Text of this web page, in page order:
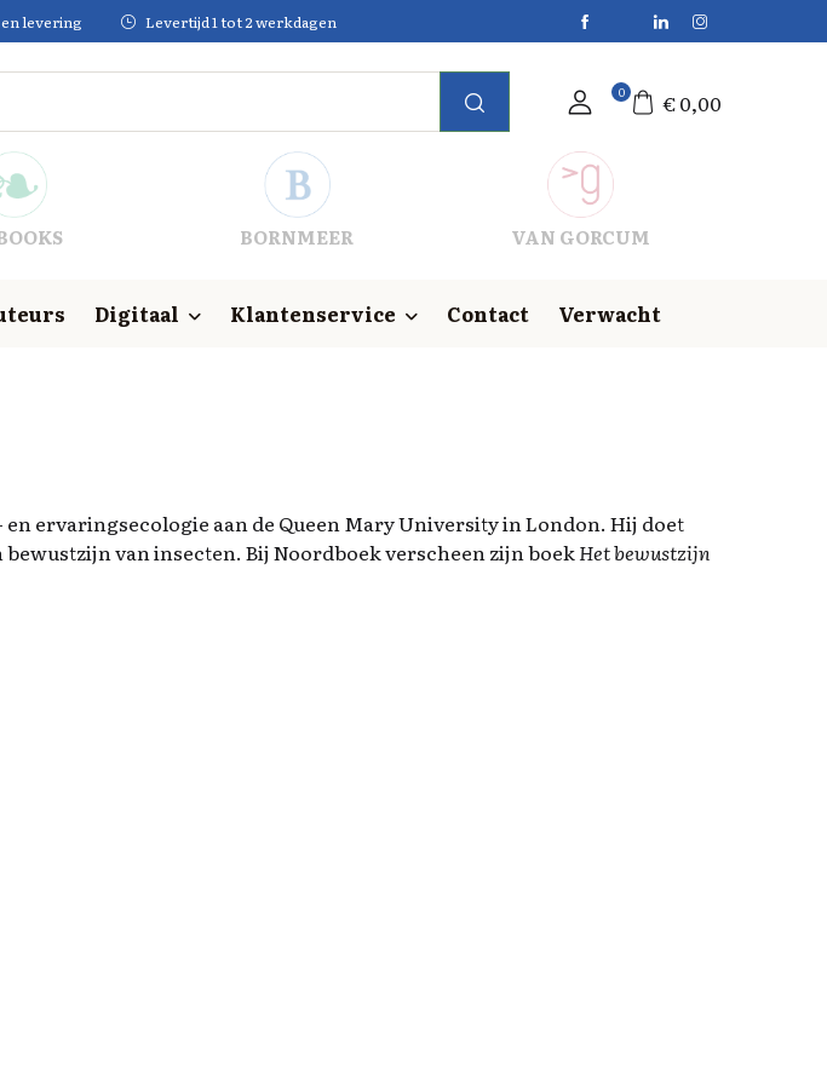
levering Levertijd 1 tot 2 werkdagen
0 €0,00
BORNMEER VAN GORCUM
Digitaal Klantenservice Contact Verwacht
ervaringsecologie aan de Queen Mary University in London. Hij doet
van insecten. Bij Noordboek verscheen zijn boekHet bewustzijn